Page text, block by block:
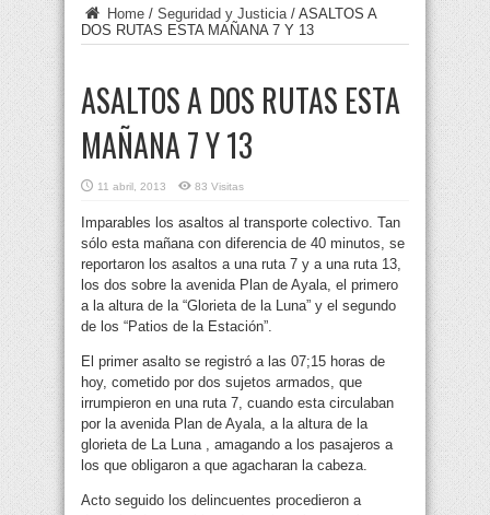
Home / Seguridad y Justicia / ASALTOS A
DOS RUTAS ESTA MAÑANA 7 Y 13
ASALTOS A DOS RUTAS ESTA
MAÑANA 7 Y 13
11 abril, 2013 83 Visitas
Imparables los asaltos al transporte colectivo. Tan
sólo esta mañana con diferencia de 40 minutos, se
reportaron los asaltos a una ruta 7 y a una ruta 13,
los dos sobre la avenida Plan de Ayala, el primero
a la altura de la “Glorieta de la Luna” y el segundo
de los “Patios de la Estación”.
El primer asalto se registró a las 07;15 horas de
hoy, cometido por dos sujetos armados, que
irrumpieron en una ruta 7, cuando esta circulaban
por la avenida Plan de Ayala, a la altura de la
glorieta de La Luna , amagando a los pasajeros a
los que obligaron a que agacharan la cabeza.
Acto seguido los delincuentes procedieron a